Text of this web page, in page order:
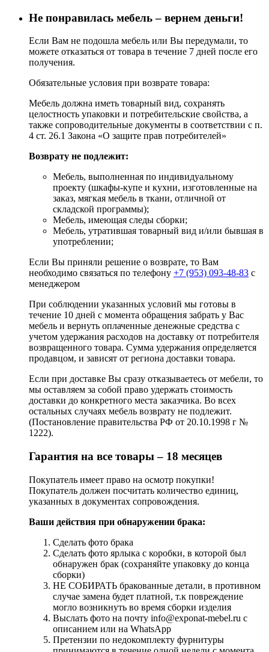
Не понравилась мебель – вернем деньги!
Если Вам не подошла мебель или Вы передумали, то
можете отказаться от товара в течение 7 дней после его
получения.
Обязательные условия при возврате товара:
Мебель должна иметь товарный вид, сохранять
целостность упаковки и потребительские свойства, а
также сопроводительные документы в соответствии с п.
4 ст. 26.1 Закона «О защите прав потребителей»
Возврату не подлежит:
Мебель, выполненная по индивидуальному
проекту (шкафы-купе и кухни, изготовленные на
заказ, мягкая мебель в ткани, отличной от
складской программы);
Мебель, имеющая следы сборки;
Мебель, утратившая товарный вид и/или бывшая в
употреблении;
Если Вы приняли решение о возврате, то Вам
необходимо связаться по телефону +7 (953) 093-48-83 с
менеджером
При соблюдении указанных условий мы готовы в
течение 10 дней с момента обращения забрать у Вас
мебель и вернуть оплаченные денежные средства с
учетом удержания расходов на доставку от потребителя
возвращенного товара. Сумма удержания определяется
продавцом, и зависят от региона доставки товара.
Если при доставке Вы сразу отказываетесь от мебели, то
мы оставляем за собой право удержать стоимость
доставки до конкретного места заказчика. Во всех
остальных случаях мебель возврату не подлежит.
(Постановление правительства РФ от 20.10.1998 г №
1222).
Гарантия на все товары – 18 месяцев
Покупатель имеет право на осмотр покупки!
Покупатель должен посчитать количество единиц,
указанных в документах сопровождения.
Ваши действия при обнаружении брака:
Сделать фото брака
Сделать фото ярлыка с коробки, в которой был
обнаружен брак (сохраняйте упаковку до конца
сборки)
НЕ СОБИРАТЬ бракованные детали, в противном
случае замена будет платной, т.к повреждение
могло возникнуть во время сборки изделия
Выслать фото на почту info@exponat-mebel.ru с
описанием или на WhatsApp
Претензии по недокомплекту фурнитуры